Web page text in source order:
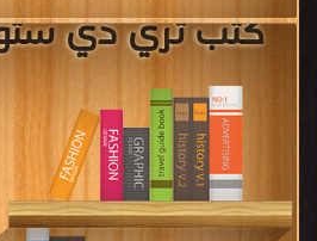
كتب ثري دي